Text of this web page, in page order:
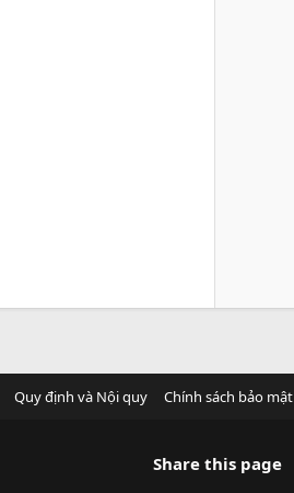
Quy định và Nội quy Chính sách bảo mật
Share this page